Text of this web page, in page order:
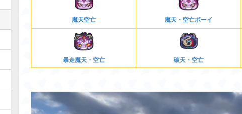
魔天空亡 魔天・空亡ボーイ
暴走魔天・空亡 破天・空亡